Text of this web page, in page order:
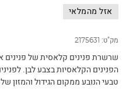
אזל מהמלאי
מק"ט: 2175631
שרשרת פנינים קלאסית של פנינים
הפנינים הקלאסיות בצבע לבן.
טבעי הנובע ממקום הגידול והמזון